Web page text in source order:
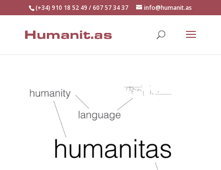
(+34) 910 18 52 49 / 607 57 34 37 info@humanit.as